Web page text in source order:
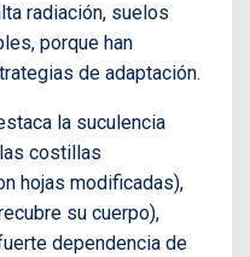
radiación, suelos
porque han
de adaptación.
la suculencia
costillas
hojas modificadas),
su cuerpo),
dependencia de